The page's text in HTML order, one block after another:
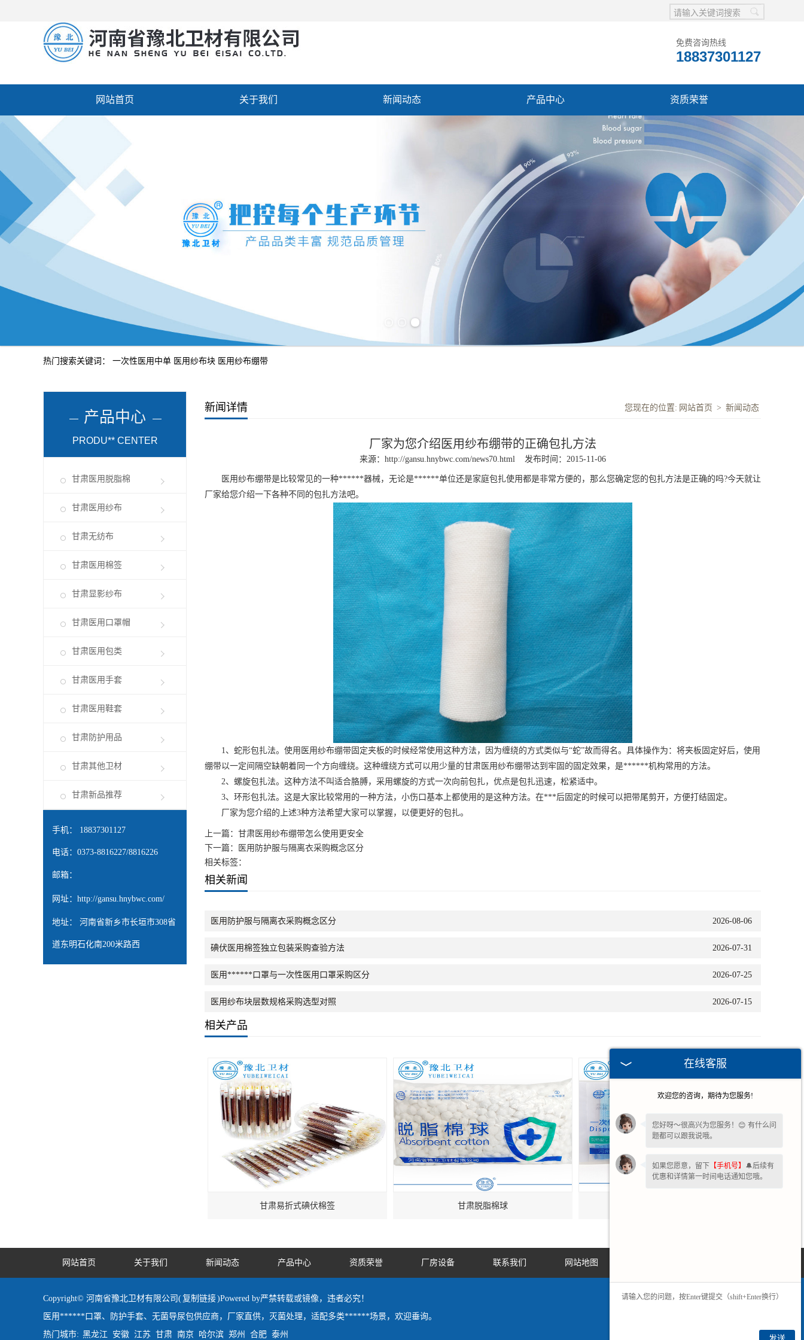
免费咨询热线
18837301127
网站首页 关于我们 新闻动态 产品中心 资质荣誉
厂房设备
热门搜索关键词： 一次性医用中单 医用纱布块 医用纱布绷带
产品中心
PRODU** CENTER
甘肃医用脱脂棉
甘肃医用纱布
甘肃无纺布
甘肃医用棉签
甘肃显影纱布
甘肃医用口罩帽
甘肃医用包类
甘肃医用手套
甘肃医用鞋套
甘肃防护用品
甘肃其他卫材
甘肃新品推荐
手机： 18837301127
电话：0373-8816227/8816226
邮箱：
网址： http://gansu.hnybwc.com/
地址： 河南省新乡市长垣市308省
道东明石化南200米路西
新闻详情 您现在的位置: 网站首页 > 新闻动态
厂家为您介绍医用纱布绷带的正确包扎方法
来源： http://gansu.hnybwc.com/news70.html 发布时间：2015-11-06
医用纱布绷带是比较常见的一种******器械，无论是******单位还是家庭包扎使用都是非常方便的，那么您确定您的包扎方法是正确的吗?今天就让
厂家给您介绍一下各种不同的包扎方法吧。
1、蛇形包扎法。使用 医用纱布绷带 固定夹板的时候经常使用这种方法，因为缠绕的方式类似与“蛇”故而得名。具体操作为：将夹板固定好后，使用
绷带以一定间隔空缺朝着同一个方向缠绕。这种缠绕方式可以用少量的甘肃医用纱布绷带达到牢固的固定效果，是******机构常用的方法。
2、螺旋包扎法。这种方法不叫适合胳膊，采用螺旋的方式一次向前包扎，优点是包扎迅速，松紧适中。
3、环形包扎法。这是大家比较常用的一种方法，小伤口基本上都使用的是这种方法。在***后固定的时候可以把带尾剪开，方便打结固定。
厂家为您介绍的上述3种方法希望大家可以掌握，以便更好的包扎。
上一篇： 甘肃医用纱布绷带怎么使用更安全
下一篇：
医用防护服与隔离衣采购概念区分
相关标签：
相关新闻
2026-08-06
医用防护服与隔离衣采购概念区分
2026-07-31
碘伏医用棉签独立包装采购查验方法
2026-07-25
医用******口罩与一次性医用口罩采购区分
2026-07-15
医用纱布块层数规格采购选型对照
相关产品
甘肃易折式碘伏棉签 甘肃脱脂棉球
网站首页 关于我们 新闻动态 产品中心 资质荣誉 厂房设备 联系我们 网站地图
Copyright© 河南省豫北卫材有限公司(复制链接)Powered by严禁转载或镜像，违者必究！
医用******口罩、防护手套、无菌导尿包供应商，厂家直供，灭菌处理，适配多类******场景，欢迎垂询。
热门城市: 黑龙江 安徽 江苏 甘肃 南京 哈尔滨 郑州 合肥 泰州
在线客服
欢迎您的咨询，期待为您服务!
您好呀～很高兴为您服务！😊 有什么问
题都可以跟我说哦。
如果您愿意，留下 【手机号】 🔔后续有
优惠和详情第一时间电话通知您哦。